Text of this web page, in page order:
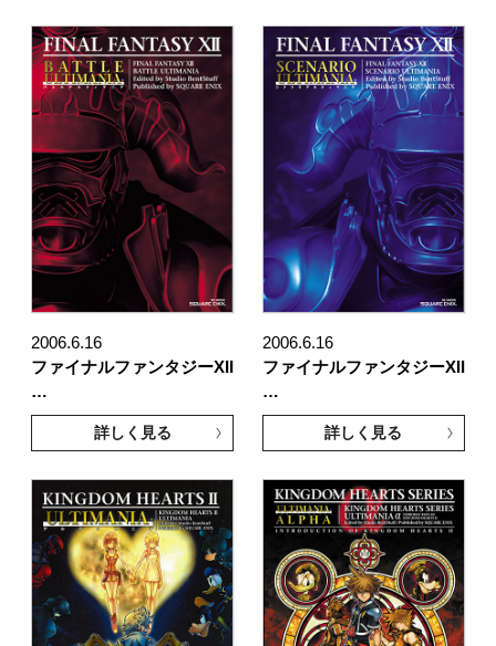
2006.6.16
ファイナルファンタジーXII
…
詳しく見る
2006.6.16
ファイナルファンタジーXII
…
詳しく見る